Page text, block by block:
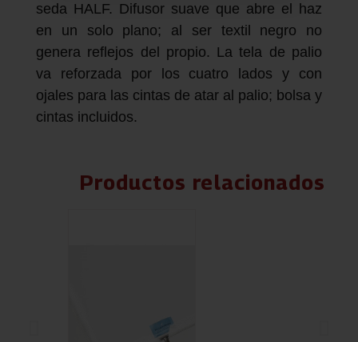
seda HALF. Difusor suave que abre el haz
en un solo plano; al ser textil negro no
genera reflejos del propio. La tela de palio
va reforzada por los cuatro lados y con
ojales para las cintas de atar al palio; bolsa y
cintas incluidos.
Productos relacionados